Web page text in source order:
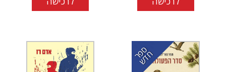
ס
פ
ר
ח
ד
ש